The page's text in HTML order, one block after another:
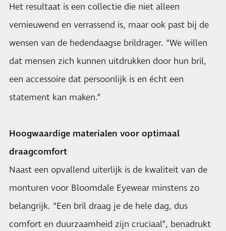
Het resultaat is een collectie die niet alleen
vernieuwend en verrassend is, maar ook past bij de
wensen van de hedendaagse brildrager. “We willen
dat mensen zich kunnen uitdrukken door hun bril,
een accessoire dat persoonlijk is en écht een
statement kan maken.”
Hoogwaardige materialen voor optimaal
draagcomfort
Naast een opvallend uiterlijk is de kwaliteit van de
monturen voor Bloomdale Eyewear minstens zo
belangrijk. “Een bril draag je de hele dag, dus
comfort en duurzaamheid zijn cruciaal”, benadrukt